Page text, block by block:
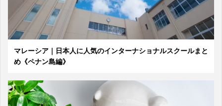
マレーシア｜日本人に人気のインターナショナルスクールまと
め《ペナン島編》